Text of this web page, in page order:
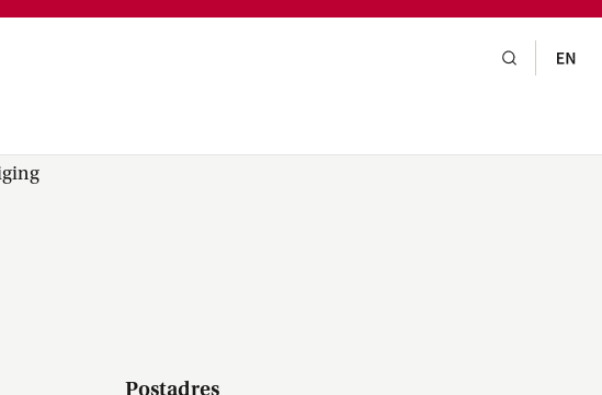
ondernemingsraad,
Postadres